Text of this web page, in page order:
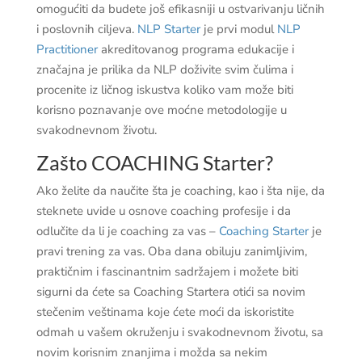
omogućiti da budete još efikasniji u ostvarivanju ličnih
i poslovnih ciljeva. NLP Starterje prvi modul NLP
Practitionerakreditovanog programa edukacije i
značajna je prilika da NLP doživite svim čulima i
procenite iz ličnog iskustva koliko vam može biti
korisno poznavanje ove moćne metodologije u
svakodnevnom životu.
Zašto COACHING Starter?
Ako želite da naučite šta je coaching, kao i šta nije, da
steknete uvide u osnove coaching profesije i da
odlučite da li je coaching za vas – Coaching Starterje
pravi trening za vas. Oba dana obiluju zanimljivim,
praktičnim i fascinantnim sadržajem i možete biti
sigurni da ćete sa Coaching Startera otići sa novim
stečenim veštinama koje ćete moći da iskoristite
odmah u vašem okruženju i svakodnevnom životu, sa
novim korisnim znanjima i možda sa nekim